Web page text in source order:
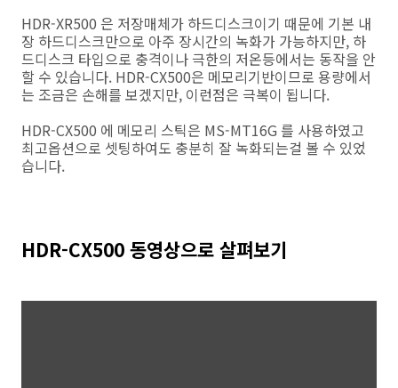
HDR-XR500 은 저장매체가 하드디스크이기 때문에 기본 내
장 하드디스크만으로 아주 장시간의 녹화가 가능하지만, 하
드디스크 타입으로 충격이나 극한의 저온등에서는 동작을 안
할 수 있습니다. HDR-CX500은 메모리기반이므로 용량에서
는 조금은 손해를 보겠지만, 이런점은 극복이 됩니다.
HDR-CX500 에 메모리 스틱은 MS-MT16G 를 사용하였고
최고옵션으로 셋팅하여도 충분히 잘 녹화되는걸 볼 수 있었
습니다.
HDR-CX500 동영상으로 살펴보기